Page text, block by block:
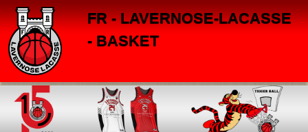
FR - LAVERNOSE-LACASSE
- BASKET
Panneau de gestion des cookies